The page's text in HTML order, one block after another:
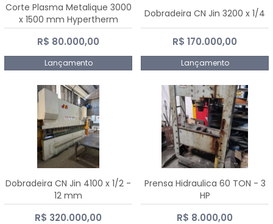
Corte Plasma Metalique 3000
x 1500 mm Hypertherm
Powermax 45 xp
R$ 80.000,00
Lançamento
Dobradeira CN Jin 3200 x 1/4
R$ 170.000,00
Lançamento
Dobradeira CN Jin 4100 x 1/2 -
12 mm
R$ 320.000,00
Prensa Hidraulica 60 TON - 3
HP
R$ 8.000,00